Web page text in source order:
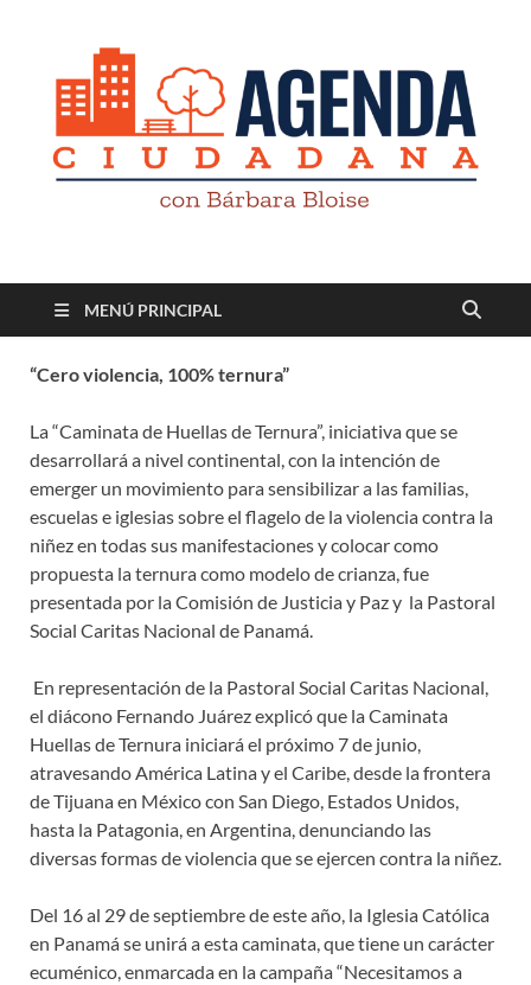
Revista digital
MENÚ PRINCIPAL
“Cero violencia, 100% ternura”
La “Caminata de Huellas de Ternura”, iniciativa que se
desarrollará a nivel continental, con la intención de
emerger un movimiento para sensibilizar a las familias,
escuelas e iglesias sobre el flagelo de la violencia contra la
niñez en todas sus manifestaciones y colocar como
propuesta la ternura como modelo de crianza, fue
presentada por la Comisión de Justicia y Paz y la Pastoral
Social Caritas Nacional de Panamá.
En representación de la Pastoral Social Caritas Nacional,
el diácono Fernando Juárez explicó que la Caminata
Huellas de Ternura iniciará el próximo 7 de junio,
atravesando América Latina y el Caribe, desde la frontera
de Tijuana en México con San Diego, Estados Unidos,
hasta la Patagonia, en Argentina, denunciando las
diversas formas de violencia que se ejercen contra la niñez.
Del 16 al 29 de septiembre de este año, la Iglesia Católica
en Panamá se unirá a esta caminata, que tiene un carácter
ecuménico, enmarcada en la campaña “Necesitamos a